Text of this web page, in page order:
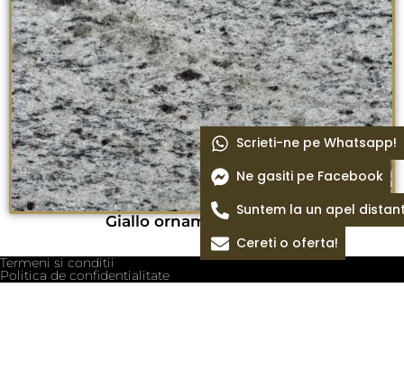
Giallo ornamental periat
Termeni si conditii
Politica de confidentialitate
Politica cookie
Scrieti-ne pe Whatsapp!
Ne gasiti pe Facebook
Suntem la un apel
Cereti o oferta!